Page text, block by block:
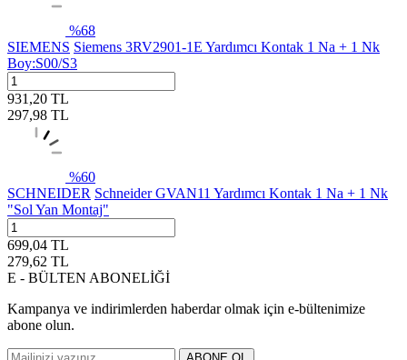
%68
SIEMENS Siemens 3RV2901-1E Yardımcı Kontak 1 Na + 1 Nk
Boy:S00/S3
931,20 TL
297,98 TL
%60
SCHNEIDER Schneider GVAN11 Yardımcı Kontak 1 Na + 1 Nk
"Sol Yan Montaj"
699,04 TL
279,62 TL
E - BÜLTEN ABONELİĞİ
Kampanya ve indirimlerden haberdar olmak için e-bültenimize
abone olun.